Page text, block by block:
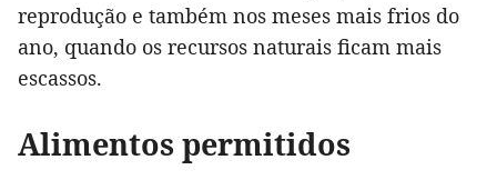
reprodução e também nos meses mais frios do
ano, quando os recursos naturais ficam mais
escassos.
Alimentos permitidos